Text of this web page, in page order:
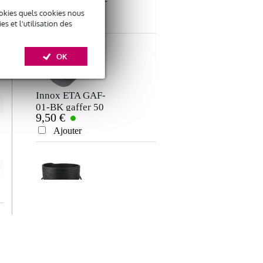
quels cookies nous
et l'utilisation des
OK
Envoyer
bande autocollante
5,50 €
Ajouter
Innox ETA GAF-
01-BK gaffer 50
mm x 50 m noir
9,50 €
Ajouter